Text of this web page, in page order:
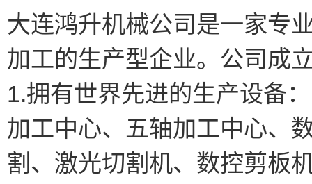
大连鸿升机械公司是一家专
加工的生产型企业。公司成
1.拥有世界先进的生产设备：
加工中心、五轴加工中心、
割、激光切割机、数控剪板